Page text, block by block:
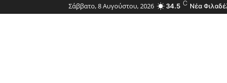
Σάββατο, 8 Αυγούστου, 2026 34.5 C Νέα